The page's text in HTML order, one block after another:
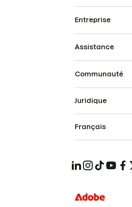
Entreprise
Assistance
Communauté
Juridique
Français